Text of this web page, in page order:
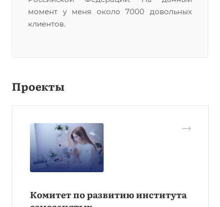
момент у меня около 7000 довольных
клиентов.
Проекты
Комитет по развитию института